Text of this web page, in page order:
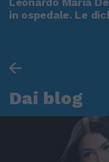
in ospedale. Le
Dai blog